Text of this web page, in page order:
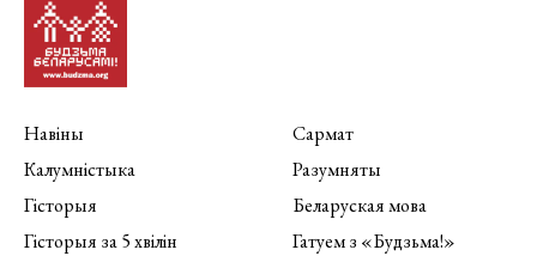
Навіны
Калумністыка
Гісторыя
Гісторыя за 5 хвілін
Сармат
Разумняты
Беларуская мова
Гатуем з «Будзьма!»